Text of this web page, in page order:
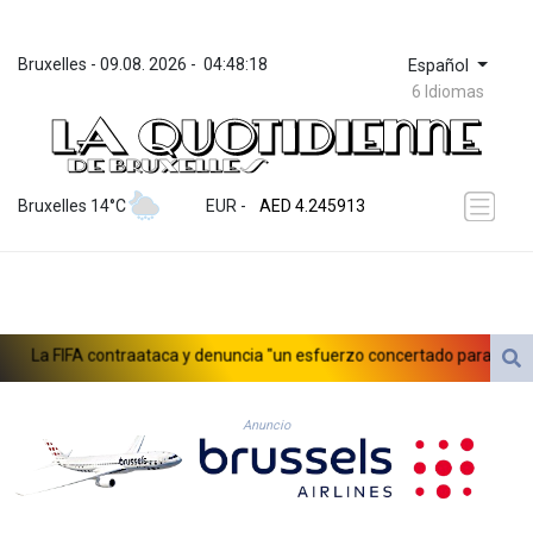
Bruxelles - 09.08. 2026 - 04:48:18 Español
6 Idiomas
Bruxelles 14°C EUR -
ZWL 372.275202
AED 4.245913
AFN 76.887634
ARS 1724.882567
AUD 1.638747
AZN 1.97002
BAM 1.955776
BBD 2.321671
BDT 142.688227
La FIFA contraataca y denuncia "un esfuerzo concertado para
Anuncio